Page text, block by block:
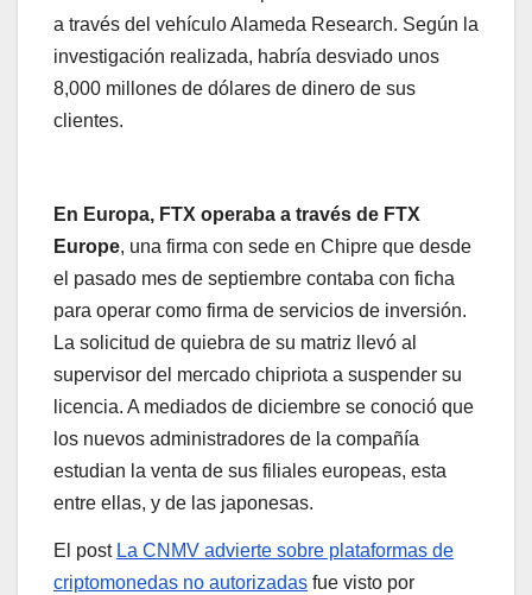
a través del vehículo Alameda Research. Según la
investigación realizada, habría desviado unos
8,000 millones de dólares de dinero de sus
clientes.
En Europa, FTX operaba a través de FTX
Europe, una firma con sede en Chipre que desde
el pasado mes de septiembre contaba con ficha
para operar como firma de servicios de inversión.
La solicitud de quiebra de su matriz llevó al
supervisor del mercado chipriota a suspender su
licencia. A mediados de diciembre se conoció que
los nuevos administradores de la compañía
estudian la venta de sus filiales europeas, esta
entre ellas, y de las japonesas.
El post La CNMV advierte sobre plataformas de
criptomonedas no autorizadas fue visto por